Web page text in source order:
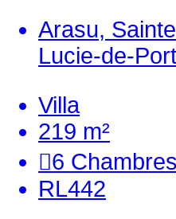
Arasu,
Lucie-de-
Villa
219 m²
6 Chambres
RL442